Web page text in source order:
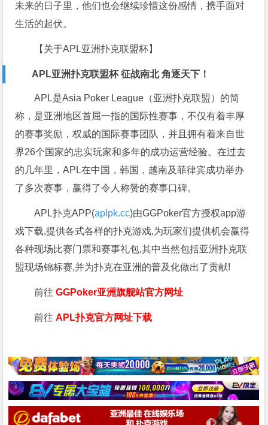
未来的日子里，他们也会继续珍惜这份感情，携手面对
生活的起伏。
【关于APL亚洲扑克联盟杯】
APL亚洲扑克联盟杯 征战南北 角逐天下！
APL是Asia Poker League（亚洲扑克联盟）的简
称，是亚洲地区首屈一指的国际性赛事，不仅有着丰厚
的赛事奖励，权威的国际赛事团队，并且拥有着来自世
界26个国家的忠实玩家和多年的成功运营经验。在过去
的几年里，APL在中国，韩国，越南及菲律宾成功举办
了多次赛事，赢得了令人称赞的赛事口碑。
APL扑克APP(aplpk.cc)由GGPoker官方授权app游
戏下载,提供各式各样的扑克游戏,为玩家们提供机会赢得
各种现场比赛门票和赛事礼包,其中当然包括亚洲扑克联
盟现场锦标赛,并为扑克在亚洲的普及化做出了贡献!
前往GGPoker亚洲旗舰站官方网址
前往APL扑克官方网址下载